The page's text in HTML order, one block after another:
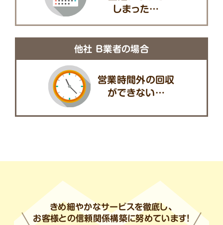
しまった…
他社 B業者の場合
営業時間外の回収
ができない…
きめ細やかなサービスを徹底し、
お客様との信頼関係構築に努めています!